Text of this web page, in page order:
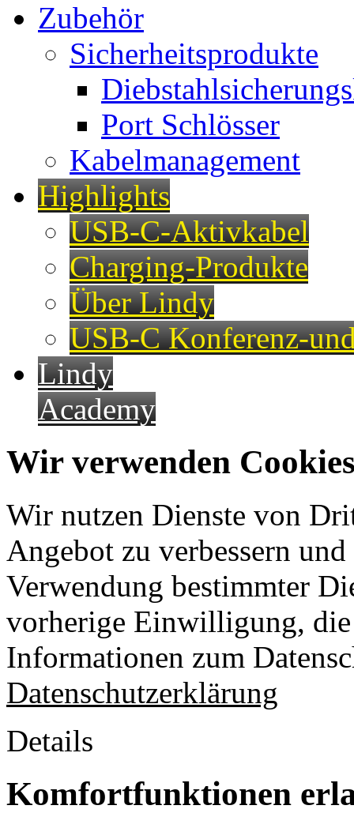
Zubehör
Sicherheitsprodukte
Port Schlösser
Kabelmanagement
Highlights
USB-C-Aktivkabel
Charging-Produkte
Über Lindy
USB-C Konferenz-
Lindy
Academy
Wir verwenden
Wir nutzen Dienste von
Angebot zu verbessern
Verwendung bestimmter
vorherige Einwilligung,
Informationen zum
Datenschutzerklärung
Details
Komfortfunktionen